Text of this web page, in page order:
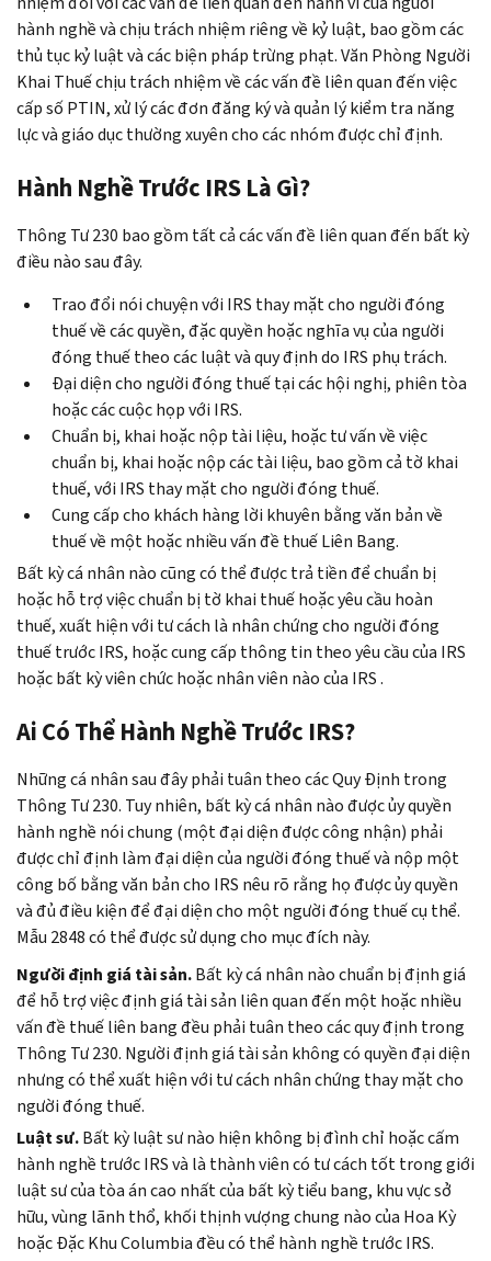
hành nghề và chịu trách nhiệm riêng về kỷ luật, bao gồm các
thủ tục kỷ luật và các biện pháp trừng phạt. Văn Phòng Người
Khai Thuế chịu trách nhiệm về các vấn đề liên quan đến việc
cấp số PTIN, xử lý các đơn đăng ký và quản lý kiểm tra năng
lực và giáo dục thường xuyên cho các nhóm được chỉ định.
Hành Nghề Trước IRS Là Gì?
Thông Tư 230 bao gồm tất cả các vấn đề liên quan đến bất kỳ
điều nào sau đây.
Trao đổi nói chuyện với IRS thay mặt cho người đóng
thuế về các quyền, đặc quyền hoặc nghĩa vụ của người
đóng thuế theo các luật và quy định do IRS phụ trách.
Đại diện cho người đóng thuế tại các hội nghị, phiên tòa
hoặc các cuộc họp với IRS.
Chuẩn bị, khai hoặc nộp tài liệu, hoặc tư vấn về việc
chuẩn bị, khai hoặc nộp các tài liệu, bao gồm cả tờ khai
thuế, với IRS thay mặt cho người đóng thuế.
Cung cấp cho khách hàng lời khuyên bằng văn bản về
thuế về một hoặc nhiều vấn đề thuế Liên Bang.
Bất kỳ cá nhân nào cũng có thể được trả tiền để chuẩn bị
hoặc hỗ trợ việc chuẩn bị tờ khai thuế hoặc yêu cầu hoàn
thuế, xuất hiện với tư cách là nhân chứng cho người đóng
thuế trước IRS, hoặc cung cấp thông tin theo yêu cầu của IRS
hoặc bất kỳ viên chức hoặc nhân viên nào của IRS .
Ai Có Thể Hành Nghề Trước IRS?
Những cá nhân sau đây phải tuân theo các Quy Định trong
Thông Tư 230. Tuy nhiên, bất kỳ cá nhân nào được ủy quyền
hành nghề nói chung (một đại diện được công nhận) phải
được chỉ định làm đại diện của người đóng thuế và nộp một
công bố bằng văn bản cho IRS nêu rõ rằng họ được ủy quyền
và đủ điều kiện để đại diện cho một người đóng thuế cụ thể.
Mẫu 2848 có thể được sử dụng cho mục đích này.
Người định giá tài sản.Bất kỳ cá nhân nào chuẩn bị định giá
để hỗ trợ việc định giá tài sản liên quan đến một hoặc nhiều
vấn đề thuế liên bang đều phải tuân theo các quy định trong
Thông Tư 230. Người định giá tài sản không có quyền đại diện
nhưng có thể xuất hiện với tư cách nhân chứng thay mặt cho
người đóng thuế.
Luật sư.Bất kỳ luật sư nào hiện không bị đình chỉ hoặc cấm
hành nghề trước IRS và là thành viên có tư cách tốt trong giới
luật sư của tòa án cao nhất của bất kỳ tiểu bang, khu vực sở
hữu, vùng lãnh thổ, khối thịnh vượng chung nào của Hoa Kỳ
hoặc Đặc Khu Columbia đều có thể hành nghề trước IRS.